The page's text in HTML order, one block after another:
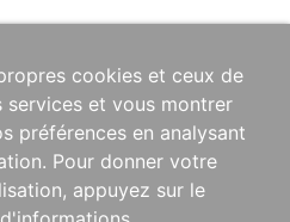
cookies et ceux de
et vous montrer
préférences en analysant
Pour donner votre
appuyez sur le